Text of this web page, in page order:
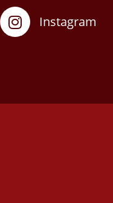
Instagram